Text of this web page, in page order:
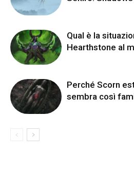
Qual è la
Hearthstone al
Perché Scorn
sembra così